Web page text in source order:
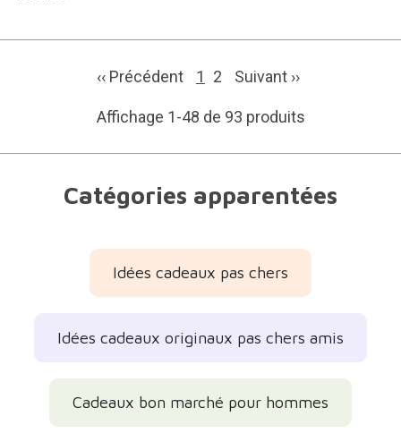
‹‹ Précédent 1 2 Suivant ››
Affichage 1-48 de 93 produits
Catégories apparentées
Idées cadeaux pas chers
Idées cadeaux originaux pas chers amis
Cadeaux bon marché pour hommes